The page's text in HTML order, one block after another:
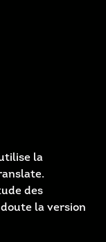
la
des
la version